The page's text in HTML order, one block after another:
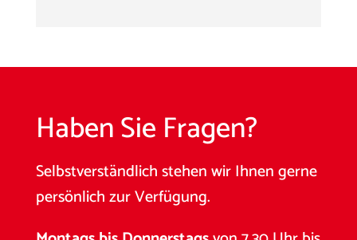
Haben Sie Fragen?
Selbstverständlich stehen wir Ihnen gerne
persönlich zur Verfügung.